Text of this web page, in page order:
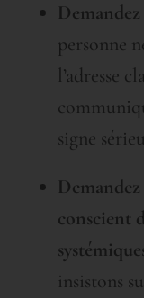
Demandez
personne
l’adresse
signe
conscient
insistons